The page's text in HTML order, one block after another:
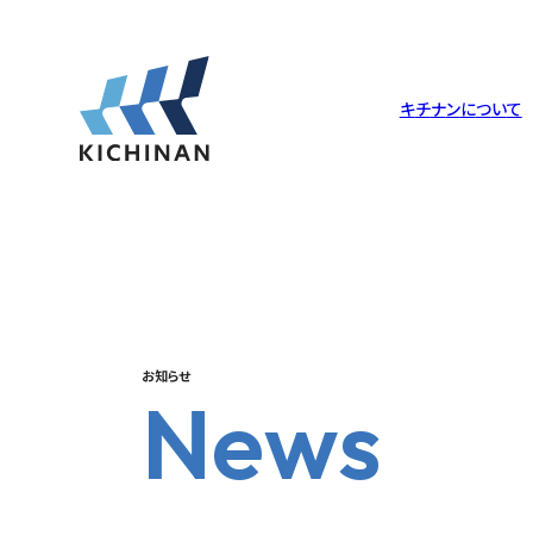
キチナンについて
沿革
History
調達ソリューション
Packing
社会への取り組み
Society
お知らせ
News